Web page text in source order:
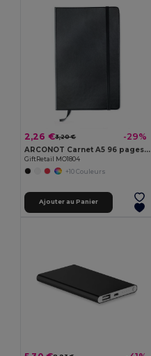
2,26 €3,20 € -29%
ARCONOT Carnet A5 96 pages lignées
GiftRetail MO1804
+10 Couleurs
Ajouter au Panier